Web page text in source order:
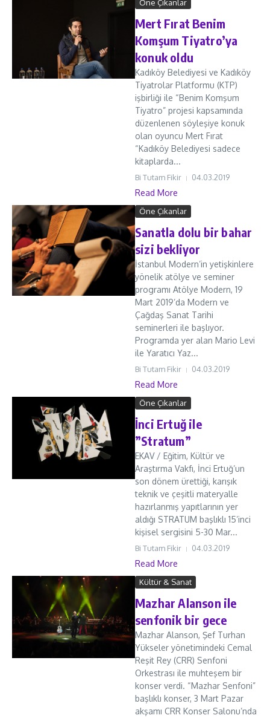
Öne Çıkanlar
Mert Fırat Benim
Komşum Tiyatro’ya
konuk oldu
Kadıköy Belediyesi ve Kadıköy
Tiyatrolar Platformu (KTP)
işbirliği ile “Benim Komşum
Tiyatro” projesi kapsamında
düzenlenen söyleşiye konuk
olan oyuncu Mert Fırat
“Kadıköy Belediyesi sadece
kitaplarda...
Bi Tutam Fikir 04.03.2019
Read More
Öne Çıkanlar
Sanatla dolu bir bahar
sizi bekliyor
İstanbul Modern’in yetişkinlere
yönelik atölye ve seminer
programı Atölye Modern, 19
Mart 2019’da Modern ve
Çağdaş Sanat Tarihi
seminerleri ile başlıyor.
Programda yer alan Mario Levi
ile Yaratıcı Yaz...
Bi Tutam Fikir 04.03.2019
Read More
Öne Çıkanlar
İnci Ertuğ ile
”Stratum”
EKAV / Eğitim, Kültür ve
Araştırma Vakfı, İnci Ertuğ’un
son dönem ürettiği, karışık
teknik ve çeşitli materyalle
hazırlanmış yapıtlarının yer
aldığı STRATUM başlıklı 15’inci
kişisel sergisini 5-30 Mar...
Bi Tutam Fikir 04.03.2019
Read More
Kültür & Sanat
Mazhar Alanson ile
senfonik bir gece
Mazhar Alanson, Şef Turhan
Yükseler yönetimindeki Cemal
Reşit Rey (CRR) Senfoni
Orkestrası ile muhteşem bir
konser verdi. “Mazhar Senfoni”
başlıklı konser, 3 Mart Pazar
akşamı CRR Konser Salonu’nda